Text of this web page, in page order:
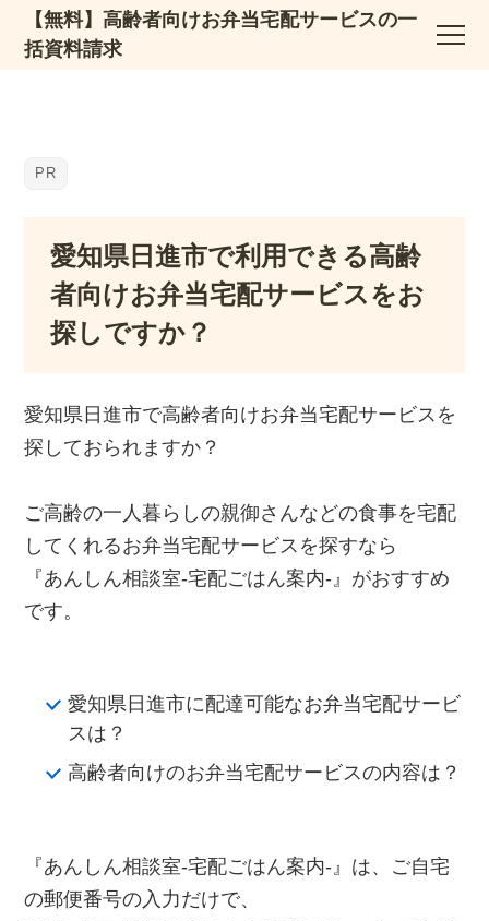
【無料】高齢者向けお弁当宅配サービスの一
括資料請求
愛知県日進市で利用できる高齢
者向けお弁当宅配サービスをお
探しですか？
愛知県日進市で高齢者向けお弁当宅配サービスを
探しておられますか？
ご高齢の一人暮らしの親御さんなどの食事を宅配
してくれるお弁当宅配サービスを探すなら
『あんしん相談室‐宅配ごはん案内‐』がおすすめ
です。
愛知県日進市に配達可能なお弁当宅配サービ
スは？
高齢者向けのお弁当宅配サービスの内容は？
『あんしん相談室‐宅配ごはん案内‐』は、ご自宅
の郵便番号の入力だけで、